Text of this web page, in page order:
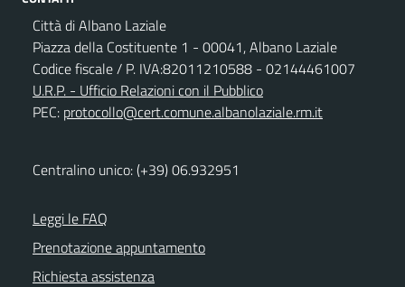
Città di Albano Laziale
Piazza della Costituente 1 - 00041, Albano Laziale
Codice fiscale / P. IVA:82011210588 - 02144461007
U.R.P. - Ufficio Relazioni con il Pubblico
PEC: protocollo@cert.comune.albanolaziale.rm.it
Centralino unico: (+39) 06.932951
Leggi le FAQ
Prenotazione appuntamento
Richiesta assistenza